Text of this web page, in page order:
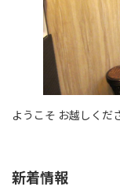
ようこそ お越しくだ
新着情報